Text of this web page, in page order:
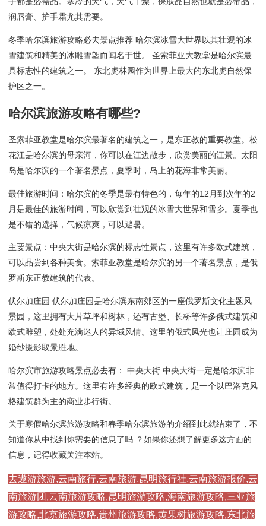
润唇膏、护手霜尤其需要。
冬季哈尔滨旅游攻略必去景点推荐 哈尔滨冰雪大世界以其壮观的冰
雪建筑和精美的冰雕雪塑而闻名于世。 圣索菲亚大教堂是哈尔滨最
具标志性的建筑之一。 东北虎林园作为世界上最大的东北虎自然保
护区之一。
哈尔滨旅游攻略有哪些?
圣索菲亚教堂是哈尔滨最著名的建筑之一，是东正教的重要教堂。松
花江是哈尔滨的母亲河，你可以在江边散步，欣赏美丽的江景。太阳
岛是哈尔滨的一个著名景点，夏季时，岛上的花海非常美丽。
最佳旅游时间：哈尔滨的冬季是最有特色的，每年的12月到次年的2
月是最佳的旅游时间，可以欣赏到壮观的冰雪大世界和雪乡。夏季也
是不错的选择，气候凉爽，可以避暑。
主要景点：中央大街是哈尔滨的标志性景点，这里有许多欧式建筑，
可以品尝到各种美食。索菲亚教堂是哈尔滨的另一个著名景点，是俄
罗斯东正教建筑的代表。
伏尔加庄园 伏尔加庄园是哈尔滨东南郊区的一座俄罗斯文化主题风
景园，这里拥有大片草坪和树林，还有古堡、长桥等许多俄式建筑和
欧式雕塑，处处充满迷人的异域风情。这里的俄式风光也让庄园成为
婚纱摄影取景胜地。
哈尔滨市旅游攻略景点必去有： 中央大街 中央大街一定是哈尔滨非
常值得打卡的地方。这里有许多经典的欧式建筑，是一个以巴洛克风
格建筑群为主的商业步行街。
关于寒假哈尔滨旅游攻略和春季哈尔滨旅游的介绍到此就结束了，不
知道你从中找到你需要的信息了吗 ？如果你还想了解更多这方面的
信息，记得收藏关注本站。
去遨游旅游,云南旅行,云南旅游,昆明旅行社,云南旅游报价,云
南旅游团,云南旅游攻略,昆明旅游攻略,海南旅游攻略,三亚旅
游攻略,北京旅游攻略,贵州旅游攻略,黄果树旅游攻略,东北旅